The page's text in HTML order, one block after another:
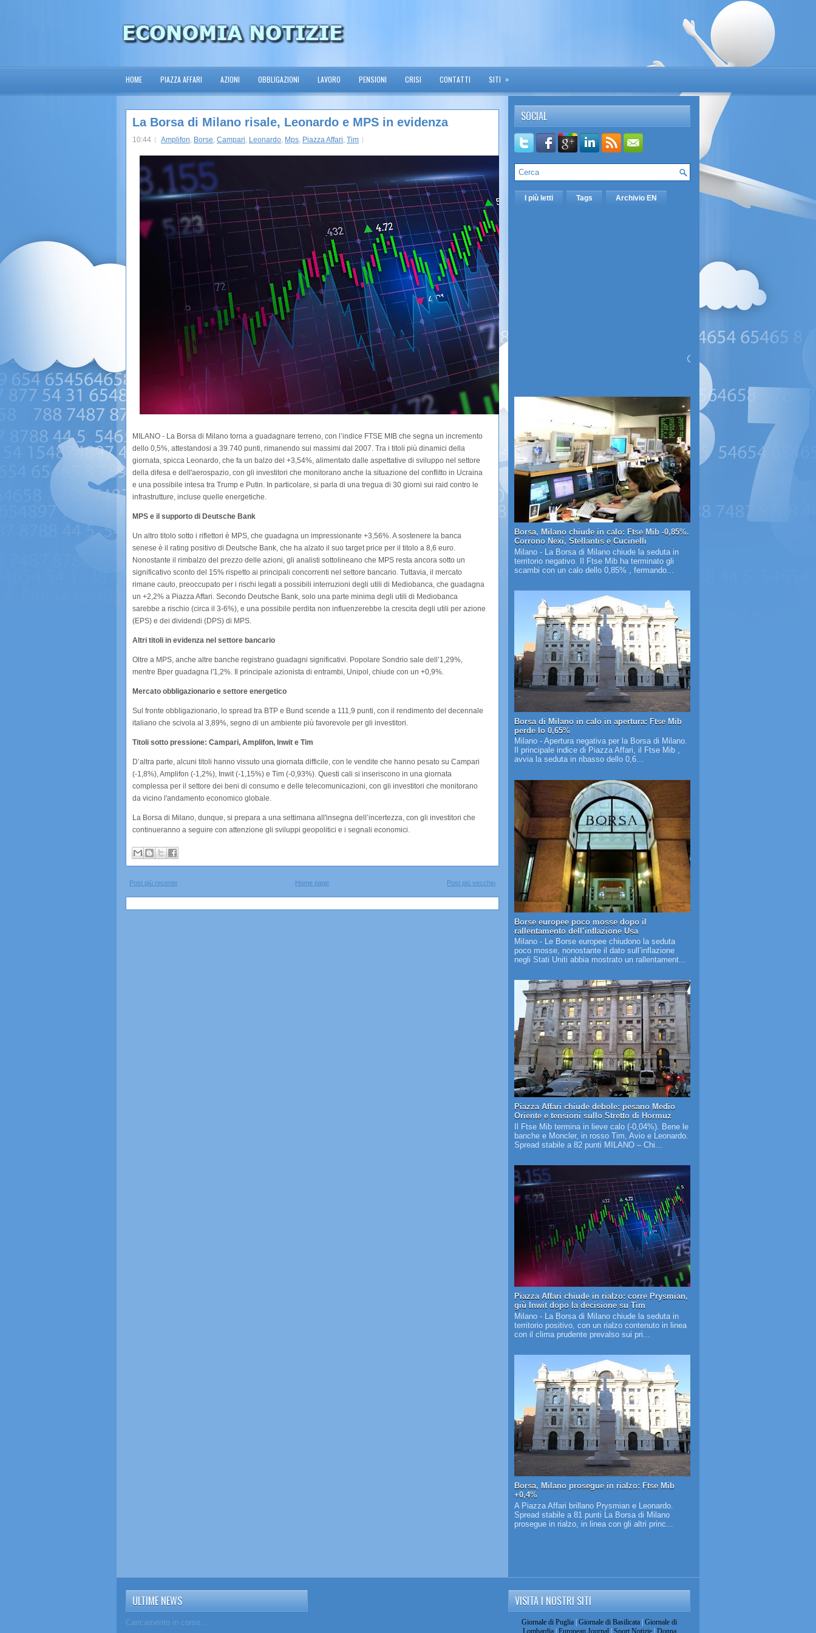
HOME PIAZZA AFFARI AZIONI OBBLIGAZIONI LAVORO PENSIONI CRISI CONTATTI SITI »
La Borsa di Milano risale, Leonardo e MPS in evidenza
10:44 Amplifon, Borse, Campari, Leonardo, Mps, Piazza Affari, Tim
MILANO - La Borsa di Milano torna a guadagnare terreno, con l’indice FTSE MIB che segna un incremento
dello 0,5%, attestandosi a 39.740 punti, rimanendo sui massimi dal 2007. Tra i titoli più dinamici della
giornata, spicca Leonardo, che fa un balzo del +3,54%, alimentato dalle aspettative di sviluppo nel settore
della difesa e dell'aerospazio, con gli investitori che monitorano anche la situazione del conflitto in Ucraina
e una possibile intesa tra Trump e Putin. In particolare, si parla di una tregua di 30 giorni sui raid contro le
infrastrutture, incluse quelle energetiche.
MPS e il supporto di Deutsche Bank
Un altro titolo sotto i riflettori è MPS, che guadagna un impressionante +3,56%. A sostenere la banca
senese è il rating positivo di Deutsche Bank, che ha alzato il suo target price per il titolo a 8,6 euro.
Nonostante il rimbalzo del prezzo delle azioni, gli analisti sottolineano che MPS resta ancora sotto un
significativo sconto del 15% rispetto ai principali concorrenti nel settore bancario. Tuttavia, il mercato
rimane cauto, preoccupato per i rischi legati a possibili interruzioni degli utili di Mediobanca, che guadagna
un +2,2% a Piazza Affari. Secondo Deutsche Bank, solo una parte minima degli utili di Mediobanca
sarebbe a rischio (circa il 3-6%), e una possibile perdita non influenzerebbe la crescita degli utili per azione
(EPS) e dei dividendi (DPS) di MPS.
Altri titoli in evidenza nel settore bancario
Oltre a MPS, anche altre banche registrano guadagni significativi. Popolare Sondrio sale dell’1,29%,
mentre Bper guadagna l'1,2%. Il principale azionista di entrambi, Unipol, chiude con un +0,9%.
Mercato obbligazionario e settore energetico
Sul fronte obbligazionario, lo spread tra BTP e Bund scende a 111,9 punti, con il rendimento del decennale
italiano che scivola al 3,89%, segno di un ambiente più favorevole per gli investitori.
Titoli sotto pressione: Campari, Amplifon, Inwit e Tim
D’altra parte, alcuni titoli hanno vissuto una giornata difficile, con le vendite che hanno pesato su Campari
(-1,8%), Amplifon (-1,2%), Inwit (-1,15%) e Tim (-0,93%). Questi cali si inseriscono in una giornata
complessa per il settore dei beni di consumo e delle telecomunicazioni, con gli investitori che monitorano
da vicino l'andamento economico globale.
La Borsa di Milano, dunque, si prepara a una settimana all'insegna dell’incertezza, con gli investitori che
continueranno a seguire con attenzione gli sviluppi geopolitici e i segnali economici.
Post più recente Post più vecchio
Home page
SOCIAL
I più letti Tags Archivio EN
Borsa, Milano chiude in calo: Ftse Mib -0,85%.
Corrono Nexi, Stellantis e Cucinelli
Milano - La Borsa di Milano chiude la seduta in
territorio negativo. Il Ftse Mib ha terminato gli
scambi con un calo dello 0,85% , fermando...
Borsa di Milano in calo in apertura: Ftse Mib
perde lo 0,65%
Milano - Apertura negativa per la Borsa di Milano.
Il principale indice di Piazza Affari, il Ftse Mib ,
avvia la seduta in ribasso dello 0,6...
Borse europee poco mosse dopo il
rallentamento dell’inflazione Usa
Milano - Le Borse europee chiudono la seduta
poco mosse, nonostante il dato sull’inflazione
negli Stati Uniti abbia mostrato un rallentament...
Piazza Affari chiude debole: pesano Medio
Oriente e tensioni sullo Stretto di Hormuz
Il Ftse Mib termina in lieve calo (-0,04%). Bene le
banche e Moncler, in rosso Tim, Avio e Leonardo.
Spread stabile a 82 punti MILANO – Chi...
Piazza Affari chiude in rialzo: corre Prysmian,
giù Inwit dopo la decisione su Tim
Milano - La Borsa di Milano chiude la seduta in
territorio positivo, con un rialzo contenuto in linea
con il clima prudente prevalso sui pri...
Borsa, Milano prosegue in rialzo: Ftse Mib
+0,4%
A Piazza Affari brillano Prysmian e Leonardo.
Spread stabile a 81 punti La Borsa di Milano
prosegue in rialzo, in linea con gli altri princ...
ULTIME NEWS
Caricamento in corso...
VISITA I NOSTRI SITI
Giornale di Puglia | Giornale di Basilicata | Giornale di
Lombardia| European Journal| Sport Notizie| Donna